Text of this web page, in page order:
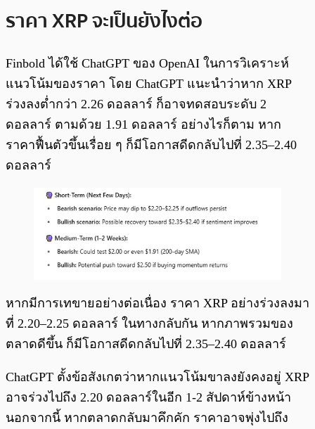
ราคา XRP จะเป็นยังไงต่อ
Finbold ได้ใช้ ChatGPT ของ OpenAI ในการวิเคราะห์
แนวโน้มของราคา โดย ChatGPT แนะนำว่าหาก XRP
ร่วงลงต่ำกว่า 2.26 ดอลลาร์ ก็อาจทดสอบระดับ 2
ดอลลาร์ ตามด้วย 1.91 ดอลลาร์ อย่างไรก็ตาม หาก
ราคาฟื้นตัวขึ้นเรื่อย ๆ ก็มีโอกาสดีดกลับไปที่ 2.35–2.40
ดอลลาร์
หากมีการเทขายอย่างต่อเนื่อง ราคา XRP อย่างร่วงลงมา
ที่ 2.20–2.25 ดอลลาร์ ในทางกลับกัน หากภาพรวมของ
ตลาดดีขึ้น ก็มีโอกาสดีดกลับไปที่ 2.35–2.40 ดอลลาร์
ChatGPT ตั้งข้อสังเกตว่าหากแนวโน้มขาลงยังคงอยู่ XRP
อาจร่วงไปถึง 2.20 ดอลลาร์ในอีก 1-2 สัปดาห์ข้างหน้า
นอกจากนี้ หากตลาดกลับมาคึกคัก ราคาอาจพุ่งไปถึง